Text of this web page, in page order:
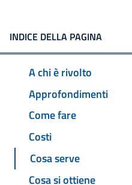
INDICE DELLA PAGINA
A chi è rivolto
Approfondimenti
Come fare
Costi
Cosa serve
Cosa si ottiene